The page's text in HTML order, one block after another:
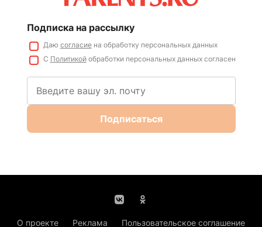
Подписка на рассылку
Даю согласиена обработку персональных данных
С Политикойобработки персональных данных согласен
Подписаться
О проекте Реклама
Пользовательское соглашение